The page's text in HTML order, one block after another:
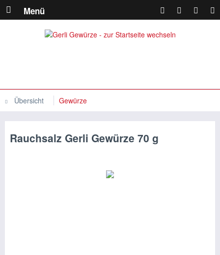
Menü
Übersicht Gewürze
Rauchsalz Gerli Gewürze 70 g